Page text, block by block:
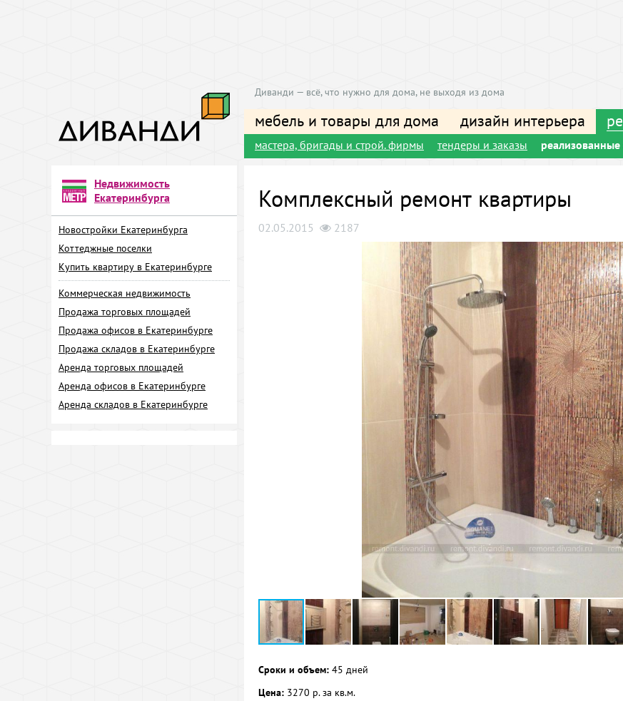
Диванди — всё, что нужно для дома, не выходя из дома
мебель и товары для дома дизайн интерьера
мастера, бригады и строй. фирмы тендеры и заказы
Недвижимость
Екатеринбурга
Новостройки Екатеринбурга
Коттеджные поселки
Купить квартиру в Екатеринбурге
Коммерческая недвижимость
Продажа торговых площадей
Продажа офисов в Екатеринбурге
Продажа складов в Екатеринбурге
Аренда торговых площадей
Аренда офисов в Екатеринбурге
Аренда складов в Екатеринбурге
Комплексный ремонт квартиры
02.05.2015 2187
Сроки и объем: 45 дней
Цена: 3270 р. за кв.м.